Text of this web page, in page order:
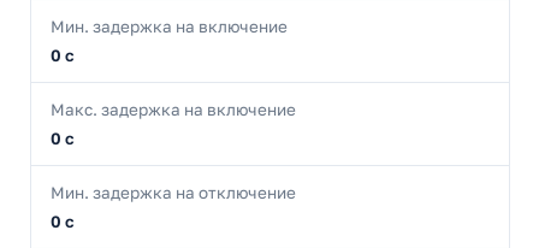
Мин. задержка на включение
0 с
Макс. задержка на включение
0 с
Мин. задержка на отключение
0 с